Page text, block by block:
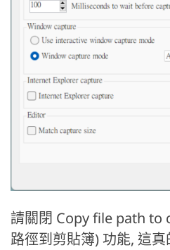
請關閉 Copy file path to
路徑到剪貼簿) 功能, 這